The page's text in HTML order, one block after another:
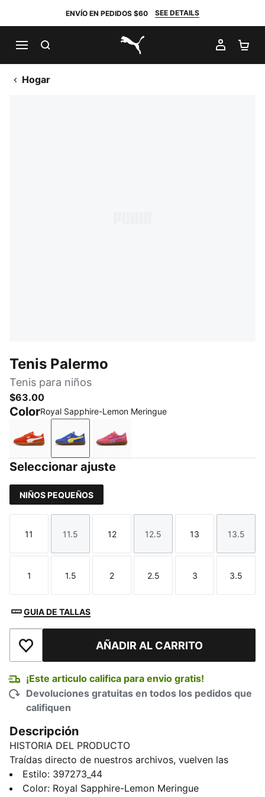
ENVÍO EN PEDIDOS $60 SEE DETAILS
PUMA.com
MI
Hogar
Tenis Palermo
Tenis para niños
$63.00
ColorRoyal Sapphire-Lemon Meringue
Redmazing-PUMA White
Royal Sapphire-Lemon Meringue
Magic Rose-Mauve Pop
Seleccionar ajuste
NIÑOS PEQUEÑOS
Talla
11
Talla
11.5
Talla
12
Talla
12.5
Talla
13
Talla
13.5
Talla
1
Talla
1.5
Talla
2
Talla
2.5
Talla
3
Talla
3.5
GUIA DE TALLAS
Añadir a la lista de deseosAÑADIR AL CARRITO
¡Este articulo califica para envio gratis!
Devoluciones gratuitas en todos los pedidos que
califiquen
Descripción
HISTORIA DEL PRODUCTO
Traídas directo de nuestros archivos, vuelven las
PUMA Palermo. Este modelo debutó a principios de
los años 80 y se convirtió rápidamente en un clásico
Estilo: 397273_44
Color: Royal Sapphire-Lemon Meringue